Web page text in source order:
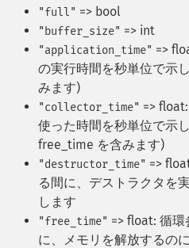
"full" => bool
"buffer_size" => int
"application_time" =>
の実行時間を秒単位で示
みます)
"collector_time" =>
使った時間を秒単位で示
free_time を含みます)
"destructor_time" =>
る間に、デストラクタを
します
"free_time" => float: 循
に、メモリを解放するの